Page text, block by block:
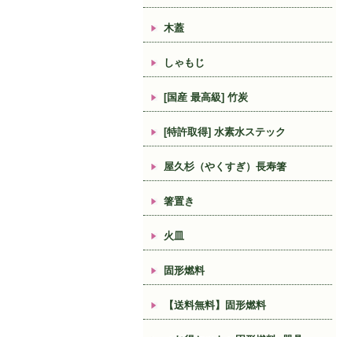
木蓋
しゃもじ
[国産 最高級] 竹炭
[特許取得] 水素水ステック
屋久杉（やくすぎ）長寿箸
箸置き
火皿
固形燃料
【送料無料】固形燃料